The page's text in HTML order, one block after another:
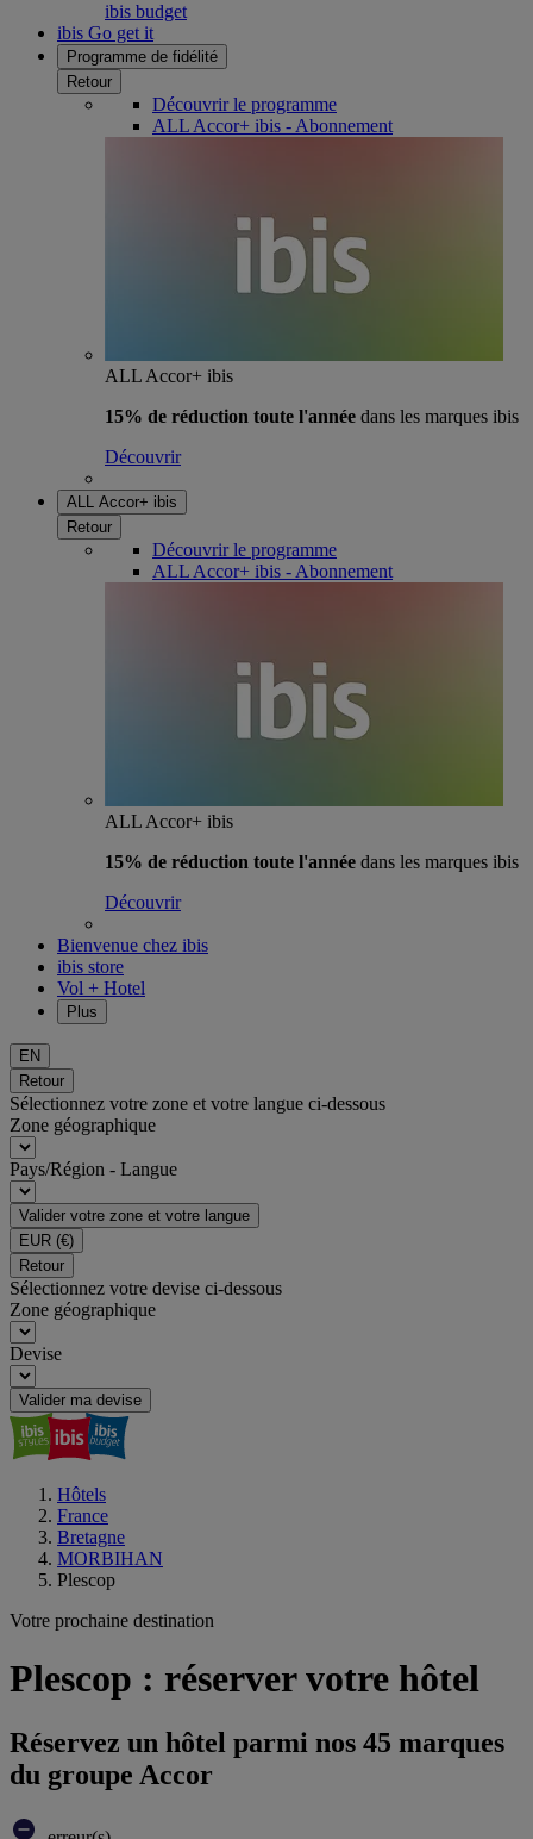
ibis budget
ibis Go get it
Programme de fidélité
Retour
Découvrir le programme
ALL Accor+ ibis - Abonnement
ALL Accor+ ibis
15% de réduction toute l'année dans les marques ibis
Découvrir
ALL Accor+ ibis
Retour
Découvrir le programme
ALL Accor+ ibis - Abonnement
ALL Accor+ ibis
15% de réduction toute l'année dans les marques ibis
Découvrir
Bienvenue chez ibis
ibis store
Vol + Hotel
Plus
EN
Retour
Sélectionnez votre zone et votre langue ci-dessous
Zone géographique
Pays/Région - Langue
Valider votre zone et votre langue
EUR (€)
Retour
Sélectionnez votre devise ci-dessous
Zone géographique
Devise
Valider ma devise
Hôtels
France
Bretagne
MORBIHAN
Plescop
Votre prochaine destination
Plescop : réserver votre hôtel
Réservez un hôtel parmi nos 45 marques
du groupe Accor